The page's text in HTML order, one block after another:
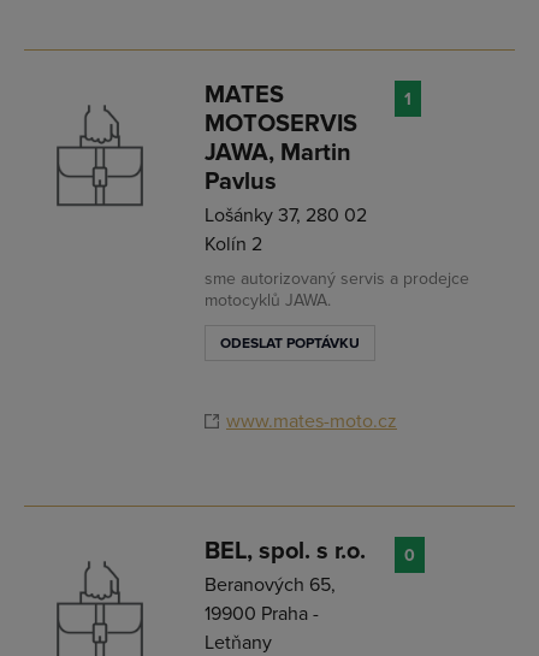
MATES
MOTOSERVIS
JAWA, Martin
Pavlus
Lošánky 37, 280 02
Kolín 2
sme autorizovaný servis a prodejce
motocyklů JAWA.
ODESLAT POPTÁVKU
www.mates-moto.cz
1
BEL, spol. s r.o.
Beranových 65,
19900 Praha -
Letňany
0